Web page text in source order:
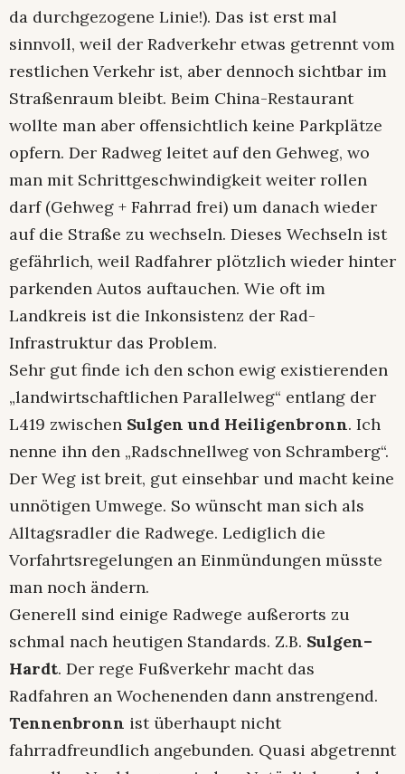
da durchgezogene Linie!). Das ist erst mal
sinnvoll, weil der Radverkehr etwas getrennt vom
restlichen Verkehr ist, aber dennoch sichtbar im
Straßenraum bleibt. Beim China-Restaurant
wollte man aber offensichtlich keine Parkplätze
opfern. Der Radweg leitet auf den Gehweg, wo
man mit Schrittgeschwindigkeit weiter rollen
darf (Gehweg + Fahrrad frei) um danach wieder
auf die Straße zu wechseln. Dieses Wechseln ist
gefährlich, weil Radfahrer plötzlich wieder hinter
parkenden Autos auftauchen. Wie oft im
Landkreis ist die Inkonsistenz der Rad-
Infrastruktur das Problem.
Sehr gut finde ich den schon ewig existierenden
„landwirtschaftlichen Parallelweg“ entlang der
L419 zwischen Sulgen und Heiligenbronn. Ich
nenne ihn den „Radschnellweg von Schramberg“.
Der Weg ist breit, gut einsehbar und macht keine
unnötigen Umwege. So wünscht man sich als
Alltagsradler die Radwege. Lediglich die
Vorfahrtsregelungen an Einmündungen müsste
man noch ändern.
Generell sind einige Radwege außerorts zu
schmal nach heutigen Standards. Z.B. Sulgen–
Hardt. Der rege Fußverkehr macht das
Radfahren an Wochenenden dann anstrengend.
Tennenbronn ist überhaupt nicht
fahrradfreundlich angebunden. Quasi abgetrennt